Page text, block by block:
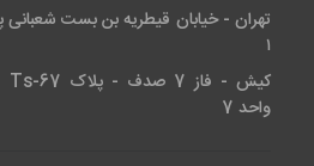
۱
واحد 7